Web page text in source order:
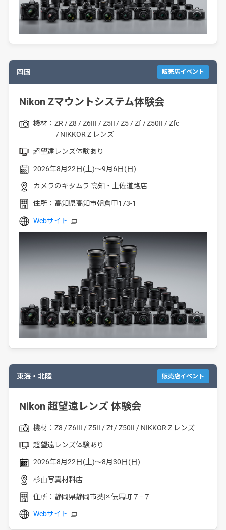
四国 販売店イベント
Nikon Zマウントシステム体験会
機材： ZR Z8 Z6III Z5II Z5 Zf Z50II
Zfc
NIKKOR Z レンズ
超望遠レンズ体験あり
2026年8月22日(土)～9月6日(日)
カメラのキタムラ 高知・土佐道路店
住所： 高知県高知市朝倉甲173-1
Webサイト
東海・北陸 販売店イベント
Nikon 超望遠レンズ 体験会
機材： Z8 Z6III Z5II Zf Z50II NIKKOR Z レンズ
超望遠レンズ体験あり
2026年8月22日(土)～8月30日(日)
杉山写真材料店
住所： 静岡県静岡市葵区伝馬町７−７
Webサイト